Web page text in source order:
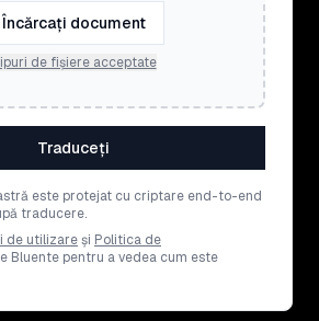
Încărcați document
de fișiere acceptate
Traduceți
este protejat cu criptare end-to-end
traducere.
de utilizareși Politica de
Bluente pentru a vedea cum este